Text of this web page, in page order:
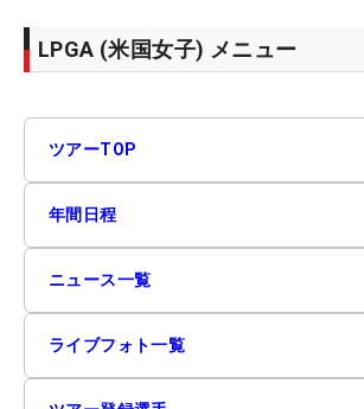
LPGA (米国女子) メニュー
ツアーTOP
年間日程
ニュース一覧
ライブフォト一覧